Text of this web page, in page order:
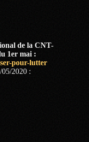
de la CNT-
1er mai :
pour-lutter
2020 :